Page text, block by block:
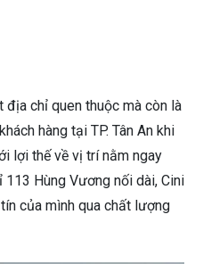
địa chỉ quen thuộc mà còn là
hàng tại TP. Tân An khi
lợi thế về vị trí nằm ngay
Hùng Vương nối dài, Cini
của mình qua chất lượng